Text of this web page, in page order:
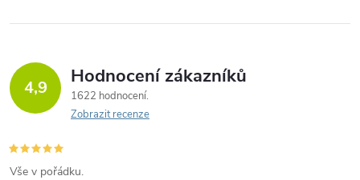
4,9 Hodnocení zákazníků
1622 hodnocení
Zobrazit recenze
Vše v pořádku.